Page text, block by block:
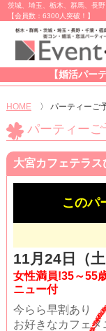
茨城、埼玉、栃木、群馬、長
【会員数：6300人突破！】
【婚活パー
HOME 〉 パーティーご
パーティーご
大宮カフェテラ
このパ
11月24日（
女性満員!35～55
ニュー付
今らら早割あり
お好きなカフェメ